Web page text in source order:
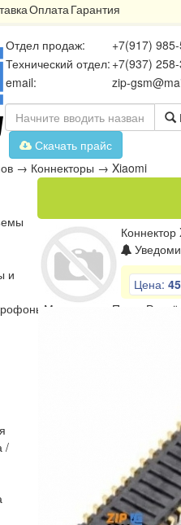
ОплатаГарантия
Отдел продаж:
+7(917)
Технический отдел: +7(937)
email:
zip-
Скачать прайс
→ Коннекторы → Xiaomi
и
Микросхемы Платы
/
Цена: